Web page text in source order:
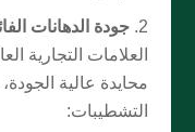
جودة الدهانات
العلامات التجارية
محايدة عالية
التشطيبات: